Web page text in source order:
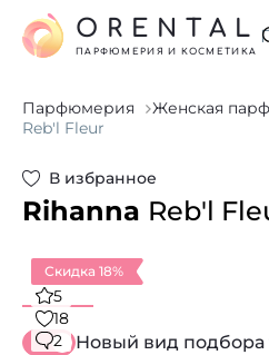
ORENTAL
ПАРФЮМЕРИЯ И КОСМЕТИКА
Парфюмерия Женская
Reb'l Fleur
В избранное
Rihanna Reb'l
Скидка 18%
5
18
2
Новый вид подбора